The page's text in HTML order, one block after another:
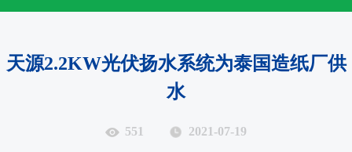
非洲
天源2.2KW光伏扬水系统为泰国造纸厂供
水
551 2021-07-19